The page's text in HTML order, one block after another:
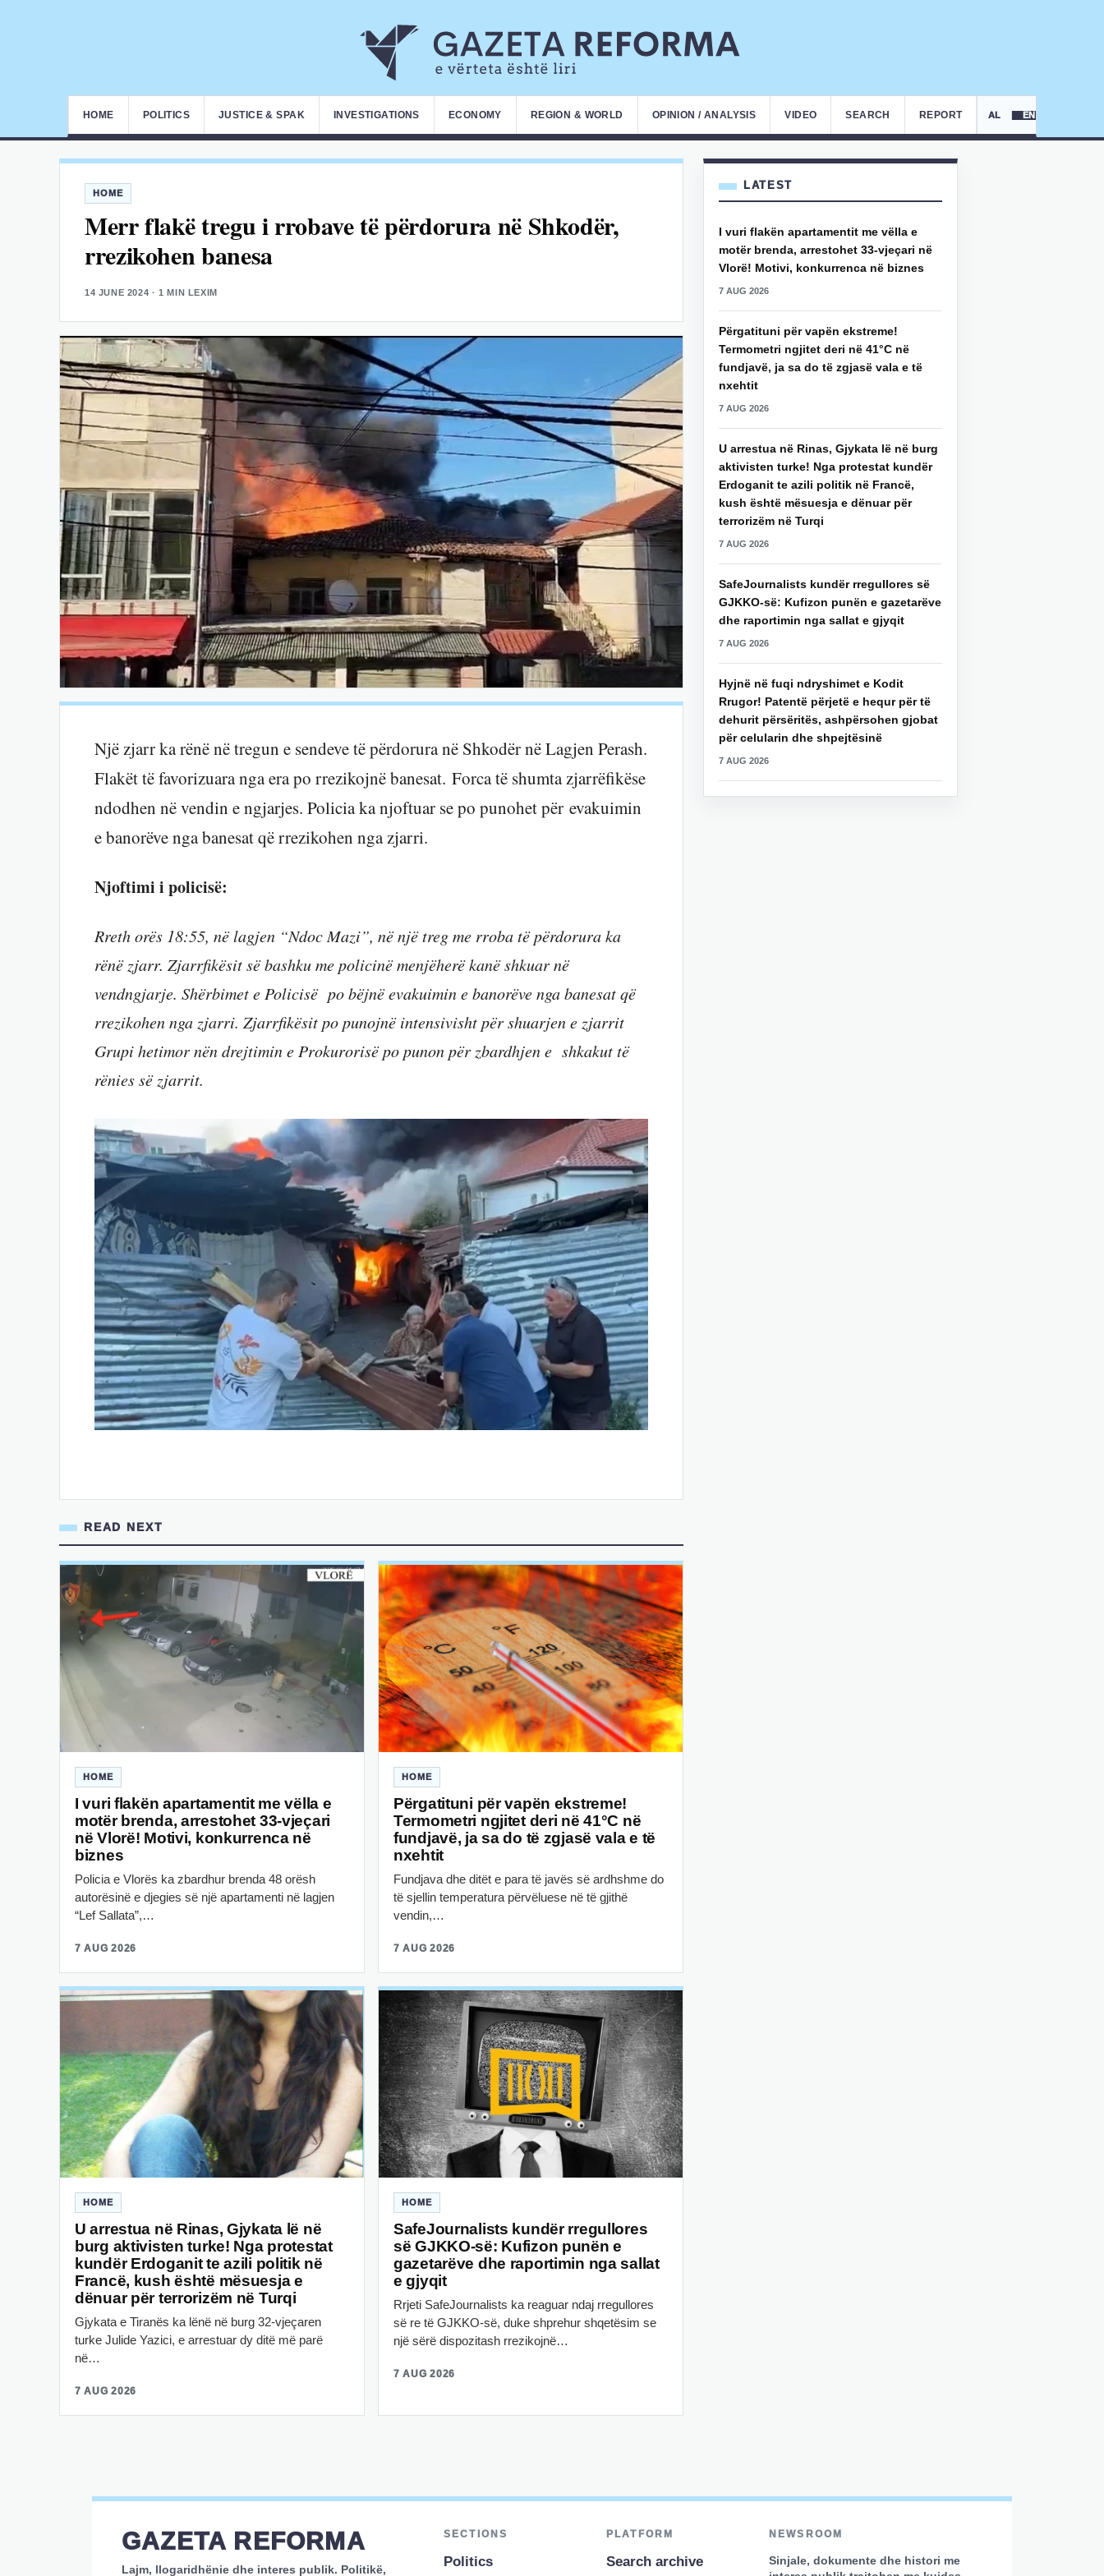
HOME POLITICS JUSTICE & SPAK INVESTIGATIONS ECONOMY REGION & WORLD OPINION / ANALYSIS VIDEO SEARCH REPORT AL EN
HOME
Merr flakë tregu i rrobave të përdorura në Shkodër,
rrezikohen banesa
14 JUNE 2024 · 1 MIN LEXIM
Një zjarr ka rënë në tregun e sendeve të përdorura në Shkodër në Lagjen Perash.
Flakët të favorizuara nga era po rrezikojnë banesat. Forca të shumta zjarrëfikëse
ndodhen në vendin e ngjarjes. Policia ka njoftuar se po punohet për evakuimin
e banorëve nga banesat që rrezikohen nga zjarri.
Njoftimi i policisë:
Rreth orës 18:55, në lagjen “Ndoc Mazi”, në një treg me rroba të përdorura ka
rënë zjarr. Zjarrfikësit së bashku me policinë menjëherë kanë shkuar në
vendngjarje. Shërbimet e Policisë po bëjnë evakuimin e banorëve nga banesat që
rrezikohen nga zjarri. Zjarrfikësit po punojnë intensivisht për shuarjen e zjarrit
Grupi hetimor nën drejtimin e Prokurorisë po punon për zbardhjen e shkakut të
rënies së zjarrit.
READ NEXT
HOME
I vuri flakën apartamentit me vëlla e
motër brenda, arrestohet 33-vjeçari
në Vlorë! Motivi, konkurrenca në
biznes
Policia e Vlorës ka zbardhur brenda 48 orësh
autorësinë e djegies së një apartamenti në lagjen
“Lef Sallata”,…
7 AUG 2026
HOME
Përgatituni për vapën ekstreme!
Termometri ngjitet deri në 41°C në
fundjavë, ja sa do të zgjasë vala e të
nxehtit
Fundjava dhe ditët e para të javës së ardhshme do
të sjellin temperatura përvëluese në të gjithë
vendin,…
7 AUG 2026
HOME
U arrestua në Rinas, Gjykata lë në
burg aktivisten turke! Nga protestat
kundër Erdoganit te azili politik në
Francë, kush është mësuesja e
dënuar për terrorizëm në Turqi
Gjykata e Tiranës ka lënë në burg 32-vjeçaren
turke Julide Yazici, e arrestuar dy ditë më parë
në…
7 AUG 2026
HOME
SafeJournalists kundër rregullores
së GJKKO-së: Kufizon punën e
gazetarëve dhe raportimin nga sallat
e gjyqit
Rrjeti SafeJournalists ka reaguar ndaj rregullores
së re të GJKKO-së, duke shprehur shqetësim se
një sërë dispozitash rrezikojnë…
7 AUG 2026
LATEST
I vuri flakën apartamentit me vëlla e
motër brenda, arrestohet 33-vjeçari në
Vlorë! Motivi, konkurrenca në biznes
7 AUG 2026
Përgatituni për vapën ekstreme!
Termometri ngjitet deri në 41°C në
fundjavë, ja sa do të zgjasë vala e të
nxehtit
7 AUG 2026
U arrestua në Rinas, Gjykata lë në burg
aktivisten turke! Nga protestat kundër
Erdoganit te azili politik në Francë,
kush është mësuesja e dënuar për
terrorizëm në Turqi
7 AUG 2026
SafeJournalists kundër rregullores së
GJKKO-së: Kufizon punën e gazetarëve
dhe raportimin nga sallat e gjyqit
7 AUG 2026
Hyjnë në fuqi ndryshimet e Kodit
Rrugor! Patentë përjetë e hequr për të
dehurit përsëritës, ashpërsohen gjobat
për celularin dhe shpejtësinë
7 AUG 2026
GAZETA REFORMA
Lajm, llogaridhënie dhe interes publik. Politikë,
SECTIONS
Politics
PLATFORM
Search archive
NEWSROOM
Sinjale, dokumente dhe histori me